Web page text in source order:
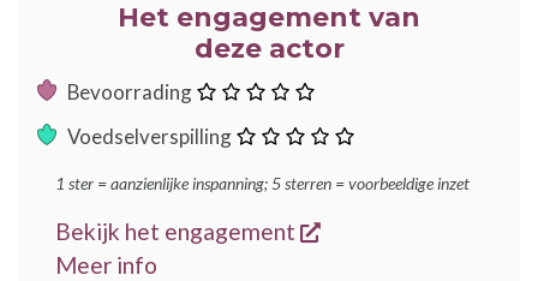
Het engagement van
deze actor
Bevoorrading
Voedselverspilling
1 ster = aanzienlijke inspanning; 5 sterren = voorbeeldige inzet
Bekijk het engagement
opent een nieuw
Meer info